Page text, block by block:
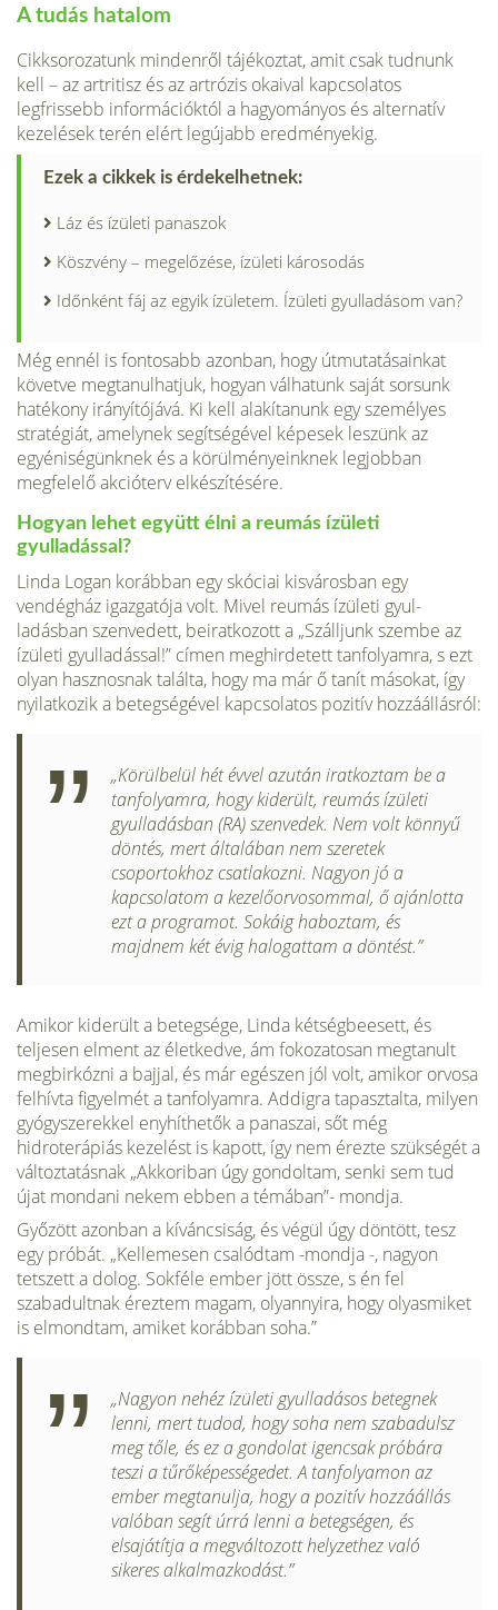
A tudás hatalom
Cikksorozatunk mindenről tájé­koztat, amit csak tudnunk
kell – az artritisz és az artrózis oka­ival kapcsolatos
legfrissebb információktól a hagyományos és alternatív
kezelések terén elért legújabb eredményekig.
Ezek a cikkek is érdekelhetnek:
Láz és ízületi panaszok
Köszvény – megelőzése, ízületi károsodás
Időnként fáj az egyik ízületem. Ízületi gyulladásom van?
Még ennél is fontosabb azonban, hogy útmutatásainkat
követ­ve megtanulhatjuk, hogyan válhatunk saját sorsunk
hatékony irányítójává. Ki kell alakítanunk egy személyes
stratégiát, amelynek segítsé­gével képesek leszünk az
egyéniségünknek és a körülmé­nyeinknek legjobban
megfelelő akcióterv elkészítésére.
Hogyan lehet együtt élni a reumás ízületi
gyulladással?
Linda Logan korábban egy skóciai kisvárosban egy
vendégház igazga­tója volt. Mivel reumás ízületi gyul­
ladásban szenvedett, beiratkozott a „Szálljunk szembe az
ízületi gyul­ladással!” címen meghirdetett tan­folyamra, s ezt
olyan hasznosnak találta, hogy ma már ő tanít máso­kat, így
nyilatkozik a betegségével kapcsolatos pozitív hozzáállásról:
„Körülbelül hét évvel azután iratkoztam be a
tanfolyamra, hogy kiderült, reumás ízületi
gyulladásban (RA) szenvedek. Nem volt könnyű
döntés, mert általában nem szeretek
csoportokhoz csatlakoz­ni. Nagyon jó a
kapcsolatom a kezelőorvosommal, ő ajánlotta
ezt a programot. Sokáig haboztam, és
majdnem két évig halogattam a döntést.”
Amikor kiderült a betegsége, Linda kétségbeesett, és
teljesen elment az életkedve, ám fokoza­tosan megtanult
megbirkózni a bajjal, és már egészen jól volt, amikor orvosa
felhívta figyelmét a tanfolyamra. Addigra tapasztalta, milyen
gyógyszerekkel enyhíthetők a panaszai, sőt még
hidroterápiás kezelést is kapott, így nem érezte szükségét a
változtatásnak „Akko­riban úgy gondoltam, senki sem tud
újat mondani nekem ebben a témában”- mondja.
Győzött azonban a kíváncsiság, és végül úgy döntött, tesz
egy próbát. „Kellemesen csalódtam -mondja -, nagyon
tetszett a do­log. Sokféle ember jött össze, s én fel
szabadultnak éreztem magam, olyannyira, hogy olyasmiket
is el­mondtam, amiket korábban soha.”
„Nagyon nehéz ízületi gyulla­dásos betegnek
lenni, mert tudod, hogy soha nem szabadulsz
meg tőle, és ez a gon­dolat igencsak próbára
teszi a tűrőképessége­det. A tanfolya­mon az
ember megtanulja, hogy a pozitív hozzáállás
valóban segít úrrá lenni a betegségen, és
elsajá­títja a megváltozott helyzethez való
sikeres alkalmazkodást.”